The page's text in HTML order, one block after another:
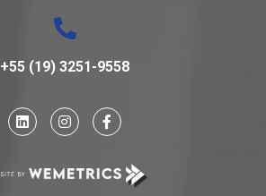
+55 (19) 3251-9558